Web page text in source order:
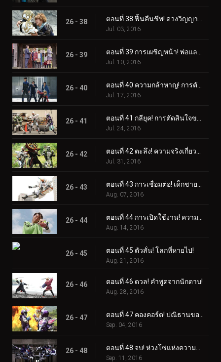
26 - 38
Jul. 03, 2016
26 - 39
Jul. 10, 2016
26 - 40
Jul. 17, 2016
26 - 41
Jul. 24, 2016
26 - 42
Jul. 31, 2016
26 - 43
Aug. 07, 2016
26 - 44
Aug. 14, 2016
26 - 45 ตอนที่ 45 ตัวสั่น! โลกที่หายไป!
Aug. 21, 2016
26 - 46 ตอนที่ 46 ดวล! คำพูดจากนักดาบ!
Aug. 28, 2016
26 - 47
Sep. 04, 2016
26 - 48
Sep. 11, 2016